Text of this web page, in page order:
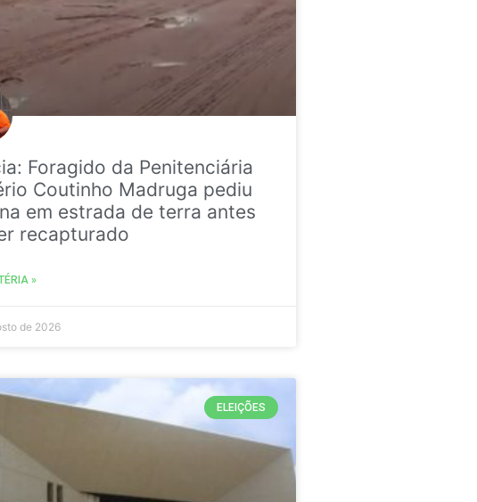
Foragido da Penitenciária
Coutinho Madruga pediu
em estrada de terra antes
recapturado
»
de 2026
ELEIÇÕES